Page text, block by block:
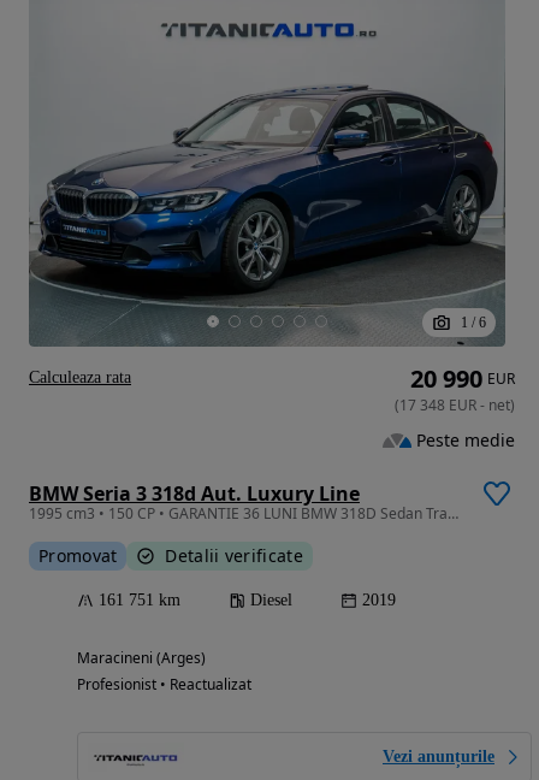
1 / 6
BMW Seria 3 318d Aut. Luxury Line
1995 cm3 • 150 CP • GARANTIE 36 LUNI BMW 318D Sedan Trapa Electrica Far LED TVA Deductibil
Promovat Detalii verificate
161 751 km Diesel 2019
Maracineni (Arges)
Profesionist • Reactualizat
Vezi anunțurile
20 990 EUR
(17 348 EUR- net)
Peste medie
Calculeaza rata